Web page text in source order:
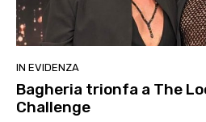
IN EVIDENZA
Bagheria trionfa a The
Challenge